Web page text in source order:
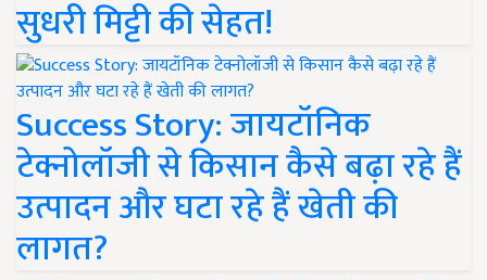
सुधरी मिट्टी की सेहत!
Success Story: जायटॉनिक
टेक्नोलॉजी से किसान कैसे बढ़ा रहे हैं
उत्पादन और घटा रहे हैं खेती की
लागत?